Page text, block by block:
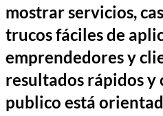
mostrar servicios,
trucos fáciles de
emprendedores y
resultados rápidos y
publico está